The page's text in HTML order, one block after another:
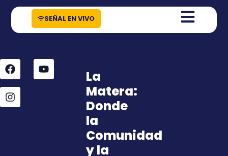
contenido
SEÑAL EN VIVO
La
Matera:
Donde
la
Comunidad
y la